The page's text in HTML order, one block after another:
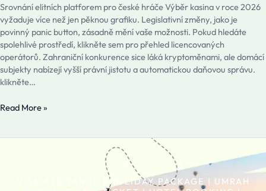
Srovnání elitních platforem pro české hráče Výběr kasina v roce 2026
vyžaduje více než jen pěknou grafiku. Legislativní změny, jako je
povinný panic button, zásadně mění vaše možnosti. Pokud hledáte
spolehlivé prostředí, klikněte sem pro přehled licencovaných
operátorů. Zahraniční konkurence sice láká kryptoměnami, ale domácí
subjekty nabízejí vyšší právní jistotu a automatickou daňovou správu.
klikněte…
a
jejich
srovnani
na
trhu
Read More »
VISA ASSITANCE | HOLIDAY PACKAGE | UMRAH